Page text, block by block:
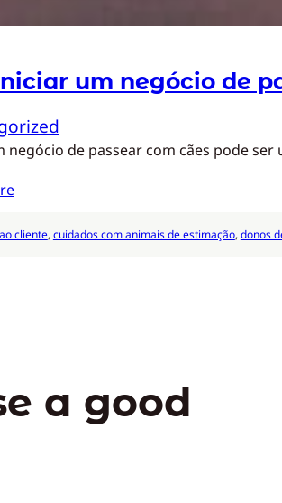
um negócio de
negócio de passear com cães pode
cliente, cuidados com animais de estimação, donos
a good